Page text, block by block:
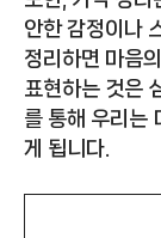
안한 감정이나
정리하면 마음
표현하는 것은
를 통해 우리는
게 됩니다.